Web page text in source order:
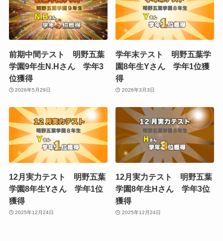
前期中間テスト 明野五葉
学園9年生N.Hさん 学年3
位獲得
2026年5月29日
学年末テスト 明野五葉学
園8年生Yさん 学年1位獲
得
2026年3月3日
12月実力テスト 明野五葉
学園8年生Yさん 学年1位
獲得
2025年12月24日
12月実力テスト 明野五葉
学園8年生Hさん 学年3位
獲得
2025年12月24日